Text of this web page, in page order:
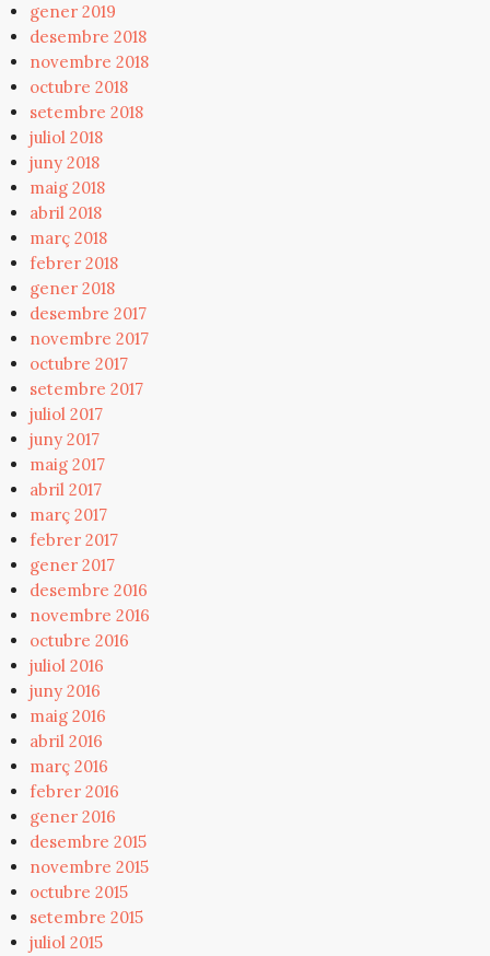
gener 2019
desembre 2018
novembre 2018
octubre 2018
setembre 2018
juliol 2018
juny 2018
maig 2018
abril 2018
març 2018
febrer 2018
gener 2018
desembre 2017
novembre 2017
octubre 2017
setembre 2017
juliol 2017
juny 2017
maig 2017
abril 2017
març 2017
febrer 2017
gener 2017
desembre 2016
novembre 2016
octubre 2016
juliol 2016
juny 2016
maig 2016
abril 2016
març 2016
febrer 2016
gener 2016
desembre 2015
novembre 2015
octubre 2015
setembre 2015
juliol 2015